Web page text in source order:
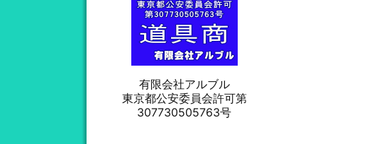
有限会社アルブル
東京都公安委員会許可第
307730505763号